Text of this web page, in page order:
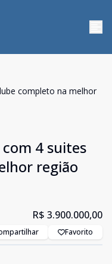
completo na melhor
4 suites
região
R$ 3.900.000,00
Favorito